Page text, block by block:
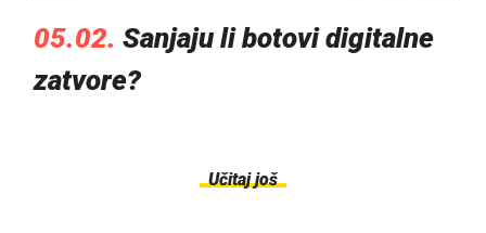
05.02. Sanjaju li botovi digitalne
zatvore?
Učitaj još